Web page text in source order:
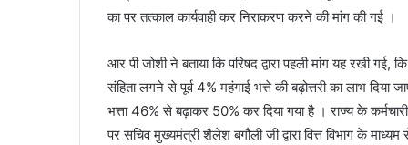
का पर तत्काल कार्यवाही कर निराकरण करने की मांग की गई ।
आर पी जोशी ने बताया कि परिषद द्वारा पहली मांग यह रखी
संहिता लगने से पूर्व 4% महंगाई भत्ते की बढ़ोत्तरी का लाभ दिया
भत्ता 46% से बढ़ाकर 50% कर दिया गया है । राज्य के
पर सचिव मुख्यमंत्री शैलेश बगौली जी द्वारा वित्त विभाग के